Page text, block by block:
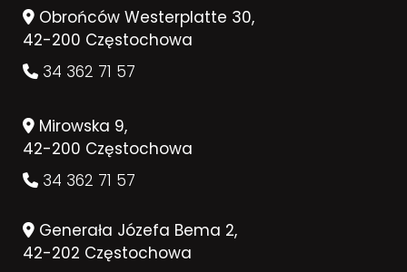
Obrońców Westerplatte 30,
42-200 Częstochowa
34 362 71 57
Mirowska 9,
42-200 Częstochowa
34 362 71 57
Generała Józefa Bema 2,
42-202 Częstochowa